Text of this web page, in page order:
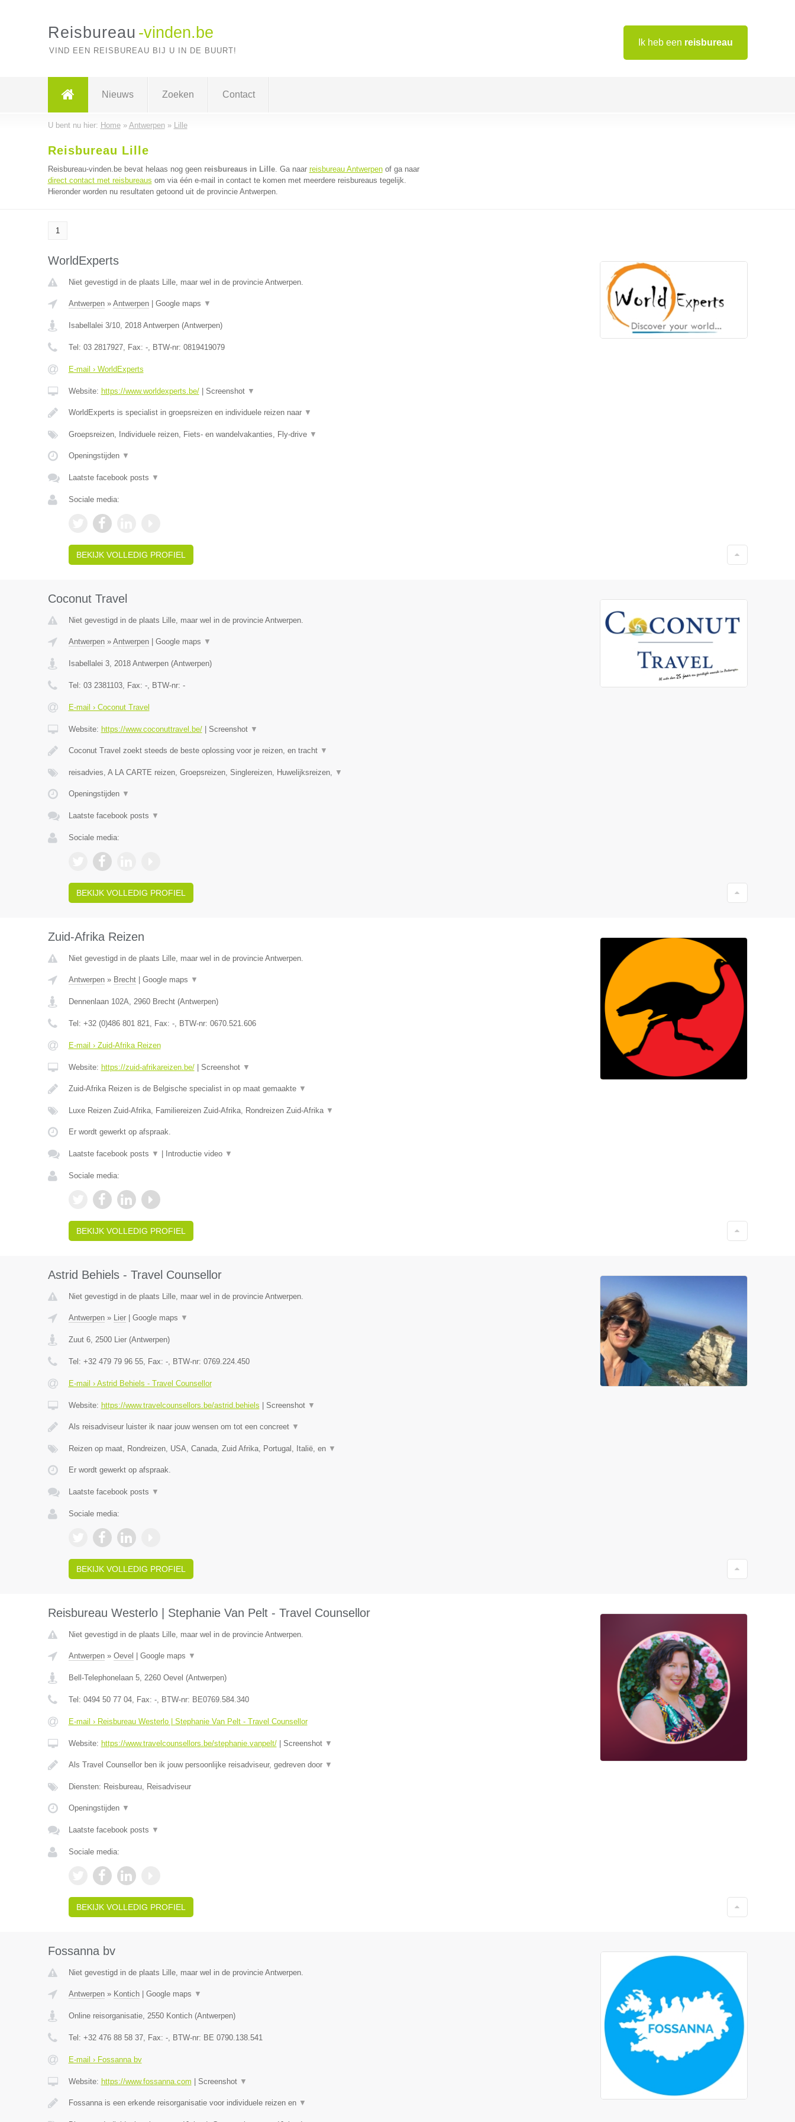
Ik heb een reisbureau
Reisbureau -vinden.be
VIND EEN REISBUREAU BIJ U IN DE BUURT!
Nieuws Zoeken Contact
U bent nu hier: Home» Antwerpen» Lille
Reisbureau Lille
Reisbureau-vinden.be bevat helaas nog geen reisbureaus in Lille. Ga naar reisbureau Antwerpenof ga naar
direct contact met reisbureaus om via één e-mail in contact te komen met meerdere reisbureaus tegelijk.
Hieronder worden nu resultaten getoond uit de provincie Antwerpen.
1
WorldExperts
Niet gevestigd in de plaats Lille, maar wel in de provincie Antwerpen.
Antwerpen» Antwerpen| Google maps ▼
Isabellalei 3/10, 2018 Antwerpen(Antwerpen)
Tel: 03 2817927, Fax: -, BTW-nr: 0819419079
E-mail › WorldExperts
Website: https://www.worldexperts.be/| Screenshot ▼
WorldExperts is specialist in groepsreizen en individuele reizen naar ▼
Groepsreizen, Individuele reizen, Fiets- en wandelvakanties, Fly-drive ▼
Openingstijden ▼
Laatste facebook posts ▼
Sociale media:
BEKIJK VOLLEDIG PROFIEL
Coconut Travel
Niet gevestigd in de plaats Lille, maar wel in de provincie Antwerpen.
Antwerpen» Antwerpen| Google maps ▼
Isabellalei 3, 2018 Antwerpen(Antwerpen)
Tel: 03 2381103, Fax: -, BTW-nr: -
E-mail › Coconut Travel
Website: https://www.coconuttravel.be/| Screenshot ▼
Coconut Travel zoekt steeds de beste oplossing voor je reizen, en tracht ▼
reisadvies, A LA CARTE reizen, Groepsreizen, Singlereizen, Huwelijksreizen, ▼
Openingstijden ▼
Laatste facebook posts ▼
Sociale media:
BEKIJK VOLLEDIG PROFIEL
Zuid-Afrika Reizen
Niet gevestigd in de plaats Lille, maar wel in de provincie Antwerpen.
Antwerpen» Brecht| Google maps ▼
Dennenlaan 102A, 2960 Brecht(Antwerpen)
Tel: +32 (0)486 801 821, Fax: -, BTW-nr: 0670.521.606
E-mail › Zuid-Afrika Reizen
Website: https://zuid-afrikareizen.be/| Screenshot ▼
Zuid-Afrika Reizen is de Belgische specialist in op maat gemaakte ▼
Luxe Reizen Zuid-Afrika, Familiereizen Zuid-Afrika, Rondreizen Zuid-Afrika ▼
Er wordt gewerkt op afspraak.
Laatste facebook posts ▼ Introductie video ▼
Sociale media:
BEKIJK VOLLEDIG PROFIEL
Astrid Behiels - Travel Counsellor
Niet gevestigd in de plaats Lille, maar wel in de provincie Antwerpen.
Antwerpen» Lier| Google maps ▼
Zuut 6, 2500 Lier(Antwerpen)
Tel: +32 479 79 96 55, Fax: -, BTW-nr: 0769.224.450
E-mail › Astrid Behiels - Travel Counsellor
Website: https://www.travelcounsellors.be/astrid.behiels Screenshot ▼
Als reisadviseur luister ik naar jouw wensen om tot een concreet ▼
Reizen op maat, Rondreizen, USA, Canada, Zuid Afrika, Portugal, Italië, en ▼
Er wordt gewerkt op afspraak.
Laatste facebook posts ▼
Sociale media:
BEKIJK VOLLEDIG PROFIEL
Reisbureau Westerlo | Stephanie Van Pelt - Travel Counsellor
Niet gevestigd in de plaats Lille, maar wel in de provincie Antwerpen.
Antwerpen» Oevel Google maps ▼
Bell-Telephonelaan 5, 2260 Oevel (Antwerpen)
Tel: 0494 50 77 04, Fax: -, BTW-nr: BE0769.584.340
E-mail › Reisbureau Westerlo | Stephanie Van Pelt - Travel Counsellor
Website: https://www.travelcounsellors.be/stephanie.vanpelt/| Screenshot ▼
Als Travel Counsellor ben ik jouw persoonlijke reisadviseur, gedreven door ▼
Diensten: Reisbureau, Reisadviseur
Openingstijden ▼
Laatste facebook posts ▼
Sociale media:
BEKIJK VOLLEDIG PROFIEL
Fossanna bv
Niet gevestigd in de plaats Lille, maar wel in de provincie Antwerpen.
Antwerpen» Kontich| Google maps ▼
Online reisorganisatie, 2550 Kontich(Antwerpen)
Tel: +32 476 88 58 37, Fax: -, BTW-nr: BE 0790.138.541
E-mail › Fossanna bv
Website: https://www.fossanna.com Screenshot ▼
Fossanna is een erkende reisorganisatie voor individuele reizen en ▼